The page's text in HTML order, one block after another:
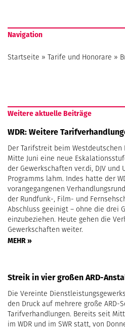
Navigation
Startseite » Tarife und Honorare »
Weitere aktuelle Beiträge
WDR: Weitere
Der Tarifstreit beim Westdeutschen
Mitte Juni eine neue
der Gewerkschaften ver.di, DJV und
Programms lahm. Indes hatte der
vorangegangenen
der Rundfunk-, Film- und
Abschluss geeinigt – ohne die drei
einzubeziehen. Heute gehen die
Gewerkschaften weiter.
MEHR »
Streik in vier großen ARD-
Die Vereinte
den Druck auf mehrere große ARD-
Tarifverhandlungen. Bereits seit
im WDR und im SWR statt, von